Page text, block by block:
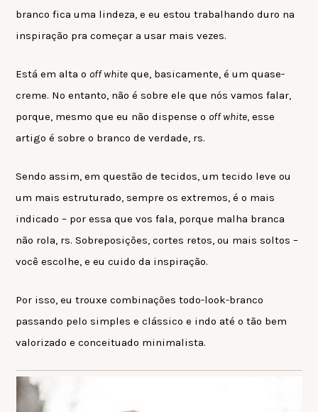
branco fica uma lindeza, e eu estou trabalhando duro na
inspiração pra começar a usar mais vezes.
Está em alta o off white que, basicamente, é um quase-
creme. No entanto, não é sobre ele que nós vamos falar,
porque, mesmo que eu não dispense o off white, esse
artigo é sobre o branco de verdade, rs.
Sendo assim, em questão de tecidos, um tecido leve ou
um mais estruturado, sempre os extremos, é o mais
indicado – por essa que vos fala, porque malha branca
não rola, rs. Sobreposições, cortes retos, ou mais soltos –
você escolhe, e eu cuido da inspiração.
Por isso, eu trouxe combinações todo-look-branco
passando pelo simples e clássico e indo até o tão bem
valorizado e conceituado minimalista.